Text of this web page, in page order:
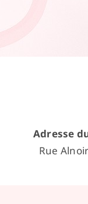
Adresse
Rue Alnoir